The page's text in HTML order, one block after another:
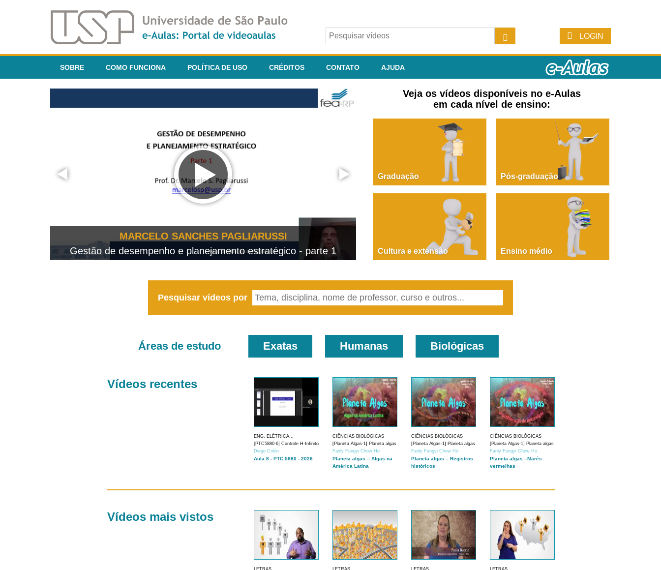
LOGIN
SOBRE COMO FUNCIONA POLÍTICA DE USO CRÉDITOS CONTATO AJUDA
MARCELO SANCHES PAGLIARUSSI
Gestão de desempenho e planejamento estratégico - parte 1
PAOLA GIUSTINA BACCIN
Dire, fare, partire! Aula 1 – parte 1
Veja os vídeos disponíveis no e-Aulas
em cada nível de ensino:
Graduação Pós-graduação
Cultura e extensão Ensino médio
Pesquisar vídeos por
Áreas de estudo Exatas Humanas Biológicas
Vídeos recentes
ENG. ELÉTRICA...
[PTC5880-6] Controle H-Infinito
Diego Colón
Aula 8 - PTC 5880 - 2026
CIÊNCIAS BIOLÓGICAS
[Planeta Algas-1] Planeta algas
Fanly Fungyi Chow Ho
Planeta algas – Algas na
América Latina
CIÊNCIAS BIOLÓGICAS
[Planeta Algas-1] Planeta algas
Fanly Fungyi Chow Ho
Planeta algas – Registros
históricos
CIÊNCIAS BIOLÓGICAS
[Planeta Algas-1] Planeta algas
Fanly Fungyi Chow Ho
Planeta algas –Marés
vermelhas
Vídeos mais vistos
LETRAS
LETRAS
LETRAS
LETRAS